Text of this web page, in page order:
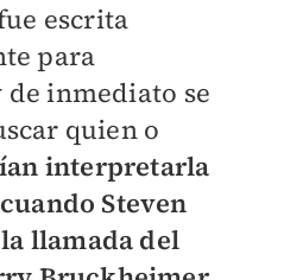
escrita
para
inmediato se
quien o
interpretarla
Steven
llamada del